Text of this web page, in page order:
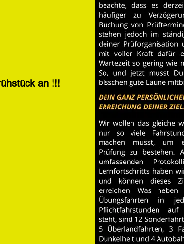
an !!!